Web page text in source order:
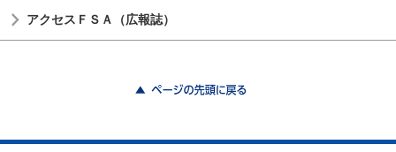
アクセスＦＳＡ（広報誌）